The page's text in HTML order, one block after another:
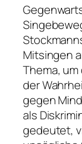
Mitsingen
Thema,
der
gegen
als
gedeutet,